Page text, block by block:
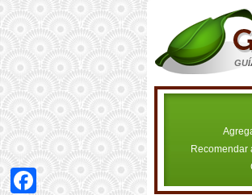
Recomendar